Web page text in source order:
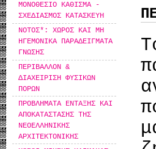
ΜΟΝΟΘΕΣΙΟ ΚΑΘΙΣΜΑ -
ΣΧΕΔΙΑΣΜΟΣ ΚΑΤΑΣΚΕΥΗ
ΝΟΤΟΣ*: ΧΩΡΟΣ ΚΑΙ ΜΗ
ΗΓΕΜΟΝΙΚΑ ΠΑΡΑΔΕΙΓΜΑΤΑ
ΓΝΩΣΗΣ
ΠΕΡΙΒΑΛΛΟΝ &
ΔΙΑΧΕΙΡΙΣΗ ΦΥΣΙΚΩΝ
ΠΟΡΩΝ
ΠΡΟΒΛΗΜΑΤΑ ΕΝΤΑΞΗΣ ΚΑΙ
ΑΠΟΚΑΤΑΣΤΑΣΗΣ ΤΗΣ
ΝΕΟΕΛΛΗΝΙΚΗΣ
ΑΡΧΙΤΕΚΤΟΝΙΚΗΣ